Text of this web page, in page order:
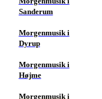
Sanderum
Morgenmusik i
Dyrup
Morgenmusik i
Højme
Morgenmusik i